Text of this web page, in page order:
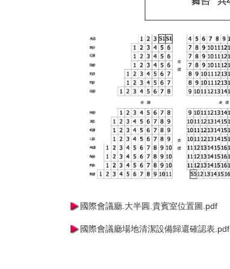
國際會議廳.大半圓.貴賓室位置圖 .pdf
國際會議廳場地清潔設備歸還確認表 .pdf